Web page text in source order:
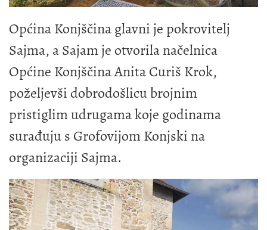
Općina Konjščina glavni je pokrovitelj
Sajma, a Sajam je otvorila načelnica
Općine Konjščina Anita Curiš Krok,
poželjevši dobrodošlicu brojnim
pristiglim udrugama koje godinama
surađuju s Grofovijom Konjski na
organizaciji Sajma.